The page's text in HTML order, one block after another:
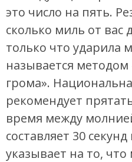
это число на пять.
сколько миль от вас
только что ударила
называется
грома».
рекомендует
время между
составляет 30
указывает на то,